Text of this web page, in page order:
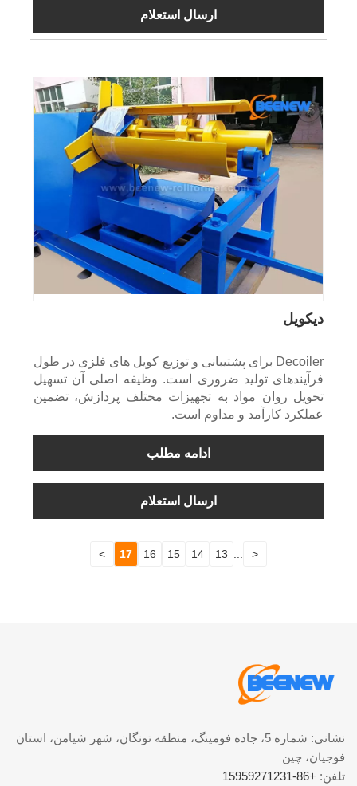
ارسال استعلام
دیکویل
Decoiler برای پشتیبانی و توزیع کویل های فلزی در طول
فرآیندهای تولید ضروری است. وظیفه اصلی آن تسهیل
تحویل روان مواد به تجهیزات مختلف پردازش، تضمین
عملکرد کارآمد و مداوم است.
ادامه مطلب
ارسال استعلام
<
13
14
15
16
17
>
نشانی: شماره 5، جاده فومینگ، منطقه تونگان، شهر شیامن، استان
فوجیان، چین
تلفن: +86-15959271231